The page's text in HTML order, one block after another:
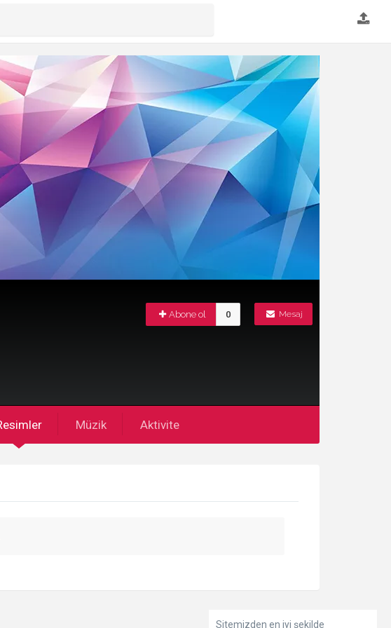
Mesaj
Abone ol 0
Müzik Aktivite
Sitemizden en iyi şekilde